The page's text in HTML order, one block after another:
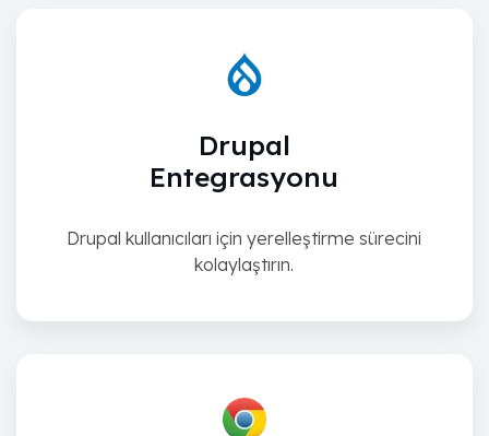
Drupal
Entegrasyonu
Drupal kullanıcıları için yerelleştirme sürecini
kolaylaştırın.